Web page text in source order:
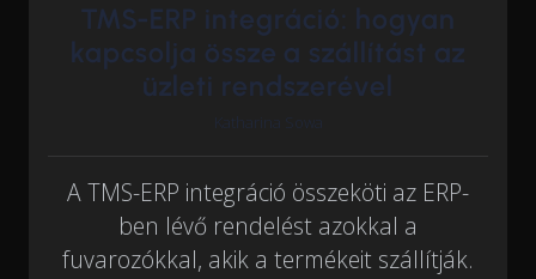
TMS-ERP integráció: hogyan
kapcsolja össze a szállítást az
üzleti rendszerével
Katharina Sowa
A TMS-ERP integráció összeköti az ERP-
ben lévő rendelést azokkal a
fuvarozókkal, akik a termékeit szállítják.